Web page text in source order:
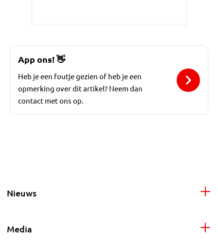
App ons!👋
Heb je een foutje gezien of heb je een
opmerking over dit artikel? Neem dan
contact met ons op.
Nieuws
Media